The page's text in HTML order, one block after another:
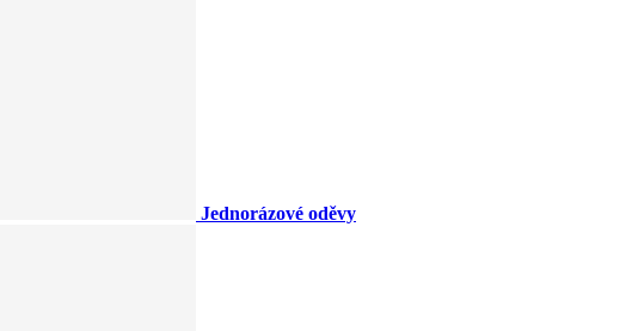
Jednorázové oděvy